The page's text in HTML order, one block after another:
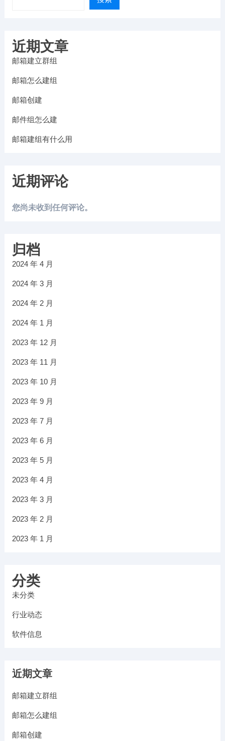
近期文章
邮箱建立群组
邮箱怎么建组
邮箱创建
邮件组怎么建
邮箱建组有什么用
近期评论
您尚未收到任何评论。
归档
2024 年 4 月
2024 年 3 月
2024 年 2 月
2024 年 1 月
2023 年 12 月
2023 年 11 月
2023 年 10 月
2023 年 9 月
2023 年 7 月
2023 年 6 月
2023 年 5 月
2023 年 4 月
2023 年 3 月
2023 年 2 月
2023 年 1 月
分类
未分类
行业动态
软件信息
近期文章
邮箱建立群组
邮箱怎么建组
邮箱创建